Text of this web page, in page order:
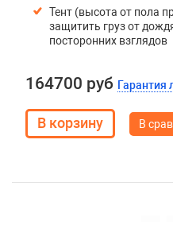
Тент (высота от пола
защитить груз от
посторонних взглядов
164700 руб Гарантия
В